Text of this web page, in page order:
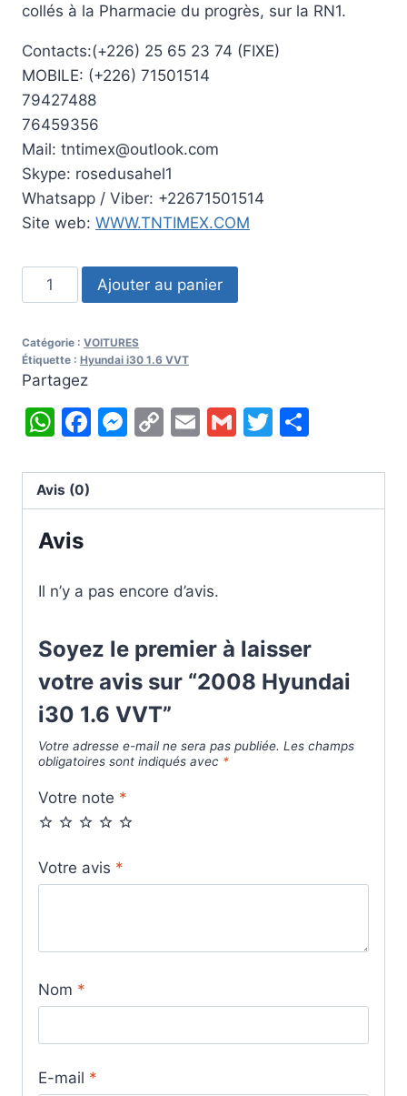
collés à la Pharmacie du progrès, sur la RN1.
Contacts:(+226) 25 65 23 74 (FIXE)
MOBILE: (+226) 71501514
79427488
76459356
Mail: tntimex@outlook.com
Skype: rosedusahel1
Whatsapp / Viber: +22671501514
Site web: WWW.TNTIMEX.COM
quantité
de
Hyundai
i30
VVT
Ajouter au panier
Catégorie : VOITURES
Étiquette : Hyundai i30 1.6 VVT
Partagez
WhatsApp
Facebook
Messenger
CopyEmailGmailTwitter
Avis (0)
Avis
Il n’y a pas encore d’avis.
Soyez le premier à laisser
votre avis sur “2008 Hyundai
i30 1.6 VVT”
Votre adresse e-mail ne sera pas publiée. Les champs
obligatoires sont indiqués avec *
Votre note *
Votre avis *
Nom *
E-mail *